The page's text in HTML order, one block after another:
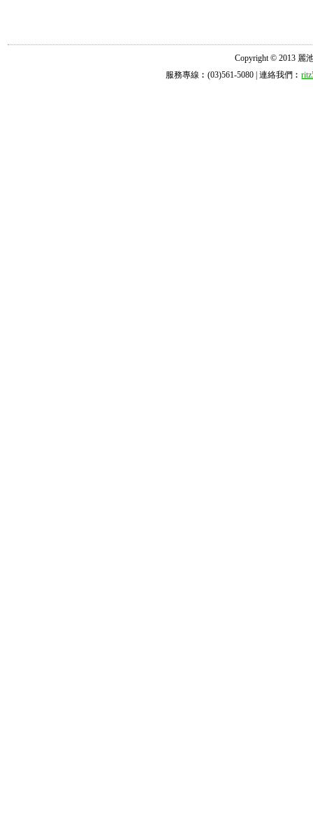
Copyright © 2013 麗
服務專線︰(03)561-5080 | 連絡我們︰